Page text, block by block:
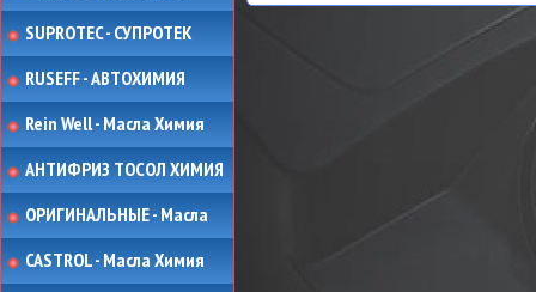
SUPROTEC - СУПРОТЕК
RUSEFF - АВТОХИМИЯ
Rein Well - Масла Химия
АНТИФРИЗ ТОСОЛ ХИМИЯ
ОРИГИНАЛЬНЫЕ - Масла
CASTROL - Масла Химия